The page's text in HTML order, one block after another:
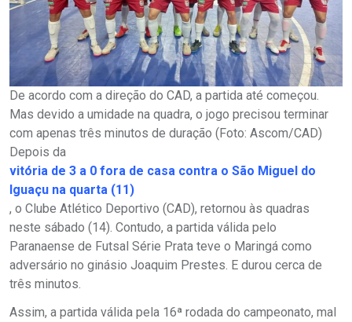
De acordo com a direção do CAD, a partida até começou.
Mas devido a umidade na quadra, o jogo precisou terminar
com apenas três minutos de duração (Foto: Ascom/CAD)
Depois da
vitória de 3 a 0 fora de casa contra o São Miguel do
Iguaçu na quarta (11)
, o Clube Atlético Deportivo (CAD), retornou às quadras
neste sábado (14). Contudo, a partida válida pelo
Paranaense de Futsal Série Prata teve o Maringá como
adversário no ginásio Joaquim Prestes. E durou cerca de
três minutos.
Assim, a partida válida pela 16ª rodada do campeonato, mal